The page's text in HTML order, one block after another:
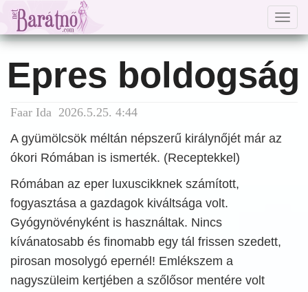
Epres boldogság
Faar Ida 2026.5.25. 4:44
A gyümölcsök méltán népszerű királynőjét már az
ókori Rómában is ismerték. (Receptekkel)
Rómában az eper luxuscikknek számított,
fogyasztása a gazdagok kiváltsága volt.
Gyógynövényként is használtak. Nincs
kívánatosabb és finomabb egy tál frissen szedett,
pirosan mosolygó epernél! Emlékszem a
nagyszüleim kertjében a szőlősor mentére volt